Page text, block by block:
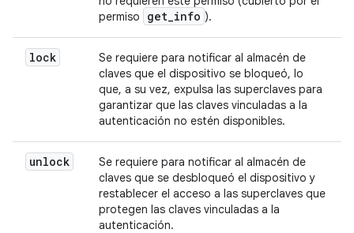
permiso
get_info ).
lock
Se requiere para notificar al almacén de
claves que el dispositivo se bloqueó, lo
que, a su vez, expulsa las superclaves para
garantizar que las claves vinculadas a la
autenticación no estén disponibles.
unlock
Se requiere para notificar al almacén de
claves que se desbloqueó el dispositivo y
restablecer el acceso a las superclaves que
protegen las claves vinculadas a la
autenticación.